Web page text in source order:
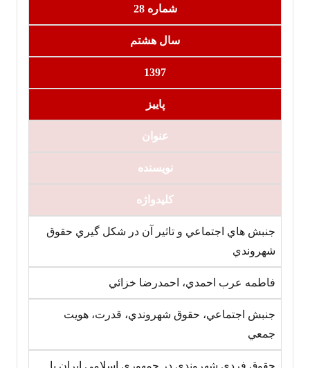
شماره 28
سال هشتم
1397
پاییز
عنوان‏
نویسنده
کلیدواژه
جنبش هاي اجتماعي و تاثير آن در شکل گيري حقوق
شهروندي
فاطمه عرب احمدي، احمدرضا خزائي
جنبش اجتماعي، حقوق شهروندي، قدرت، هويت
جمعي
حقوق فردي شهروندي در جمهوري اسلامي ايران با